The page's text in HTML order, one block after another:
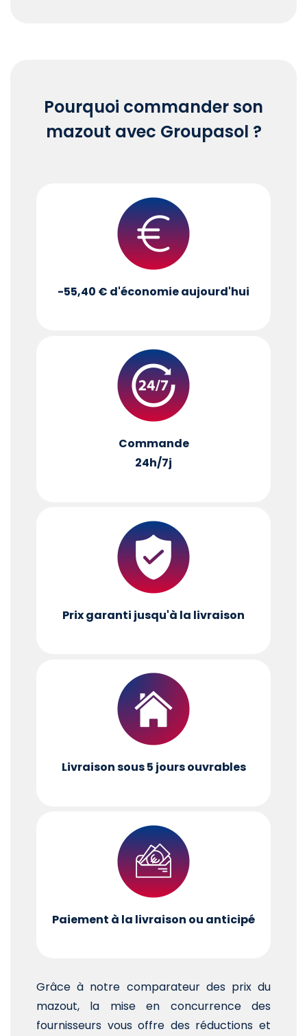
Pourquoi commander son
mazout avec Groupasol ?
-55,40 € d'économie aujourd'hui
Commande
24h/7j
Prix garanti jusqu'à la livraison
Livraison sous 5 jours ouvrables
Paiement à la livraison ou anticipé
Grâce à notre comparateur des prix du
mazout, la mise en concurrence des
fournisseurs vous offre des réductions et